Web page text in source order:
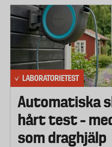
LABORATORIETEST
Automatiska
hårt test –
som draghjälp